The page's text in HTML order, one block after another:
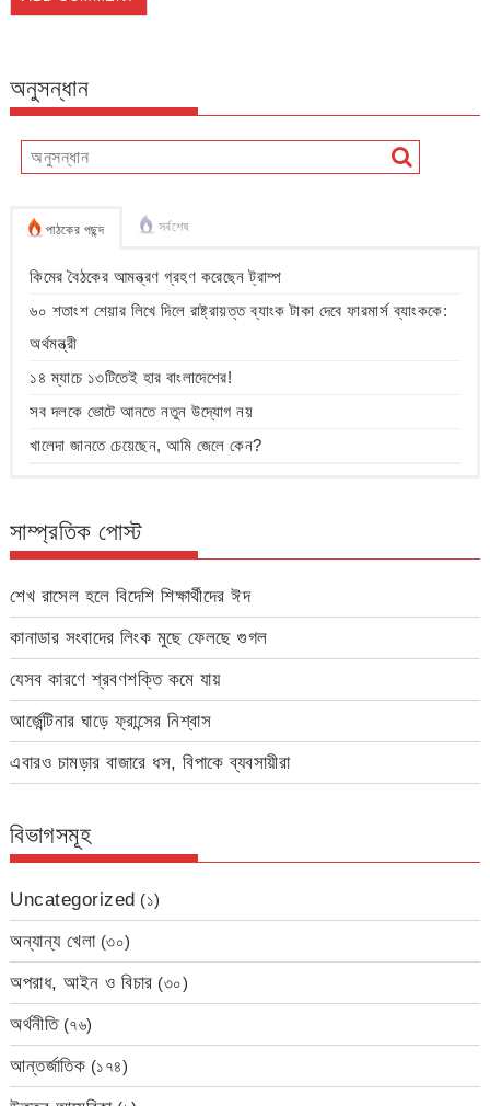
অনুসন্ধান
পাঠকের পছন্দ সর্বশেষ
কিমের বৈঠকের আমন্ত্রণ গ্রহণ করেছেন ট্রাম্প
৬০ শতাংশ শেয়ার লিখে দিলে রাষ্ট্রায়ত্ত ব্যাংক টাকা দেবে ফারমার্স ব্যাংককে:
অর্থমন্ত্রী
১৪ ম্যাচে ১৩টিতেই হার বাংলাদেশের!
সব দলকে ভোটে আনতে নতুন উদ্যোগ নয়
খালেদা জানতে চেয়েছেন, আমি জেলে কেন?
সাম্প্রতিক পোস্ট
শেখ রাসেল হলে বিদেশি শিক্ষার্থীদের ঈদ
কানাডার সংবাদের লিংক মুছে ফেলছে গুগল
যেসব কারণে শ্রবণশক্তি কমে যায়
আর্জেন্টিনার ঘাড়ে ফ্রান্সের নিশ্বাস
এবারও চামড়ার বাজারে ধস, বিপাকে ব্যবসায়ীরা
বিভাগসমূহ
Uncategorized (১)
অন্যান্য খেলা(৩০)
অপরাধ, আইন ও বিচার (৩০)
অর্থনীতি(৭৬)
আন্তর্জাতিক (১৭৪)